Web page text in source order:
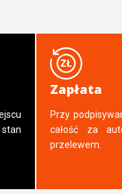
Zapłata
Przy
całość za
przelewem.